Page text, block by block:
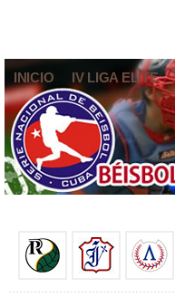
INICIO IV LIGA ELITE